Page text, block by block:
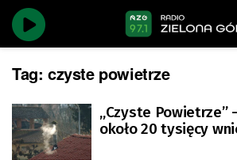
Tag: czyste powietrze
„Czyste Powietrze” – w
około 20 tysięcy